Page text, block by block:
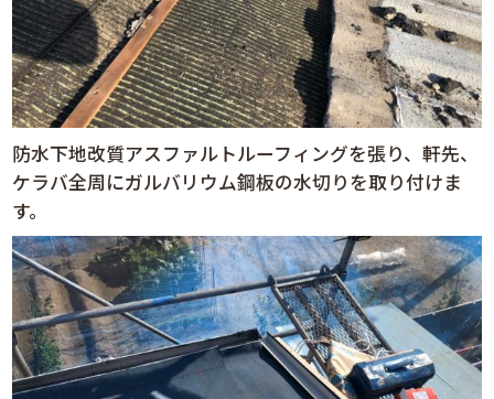
防水下地改質アスファルトルーフィングを張り、軒先、
ケラバ全周にガルバリウム鋼板の水切りを取り付けま
す。